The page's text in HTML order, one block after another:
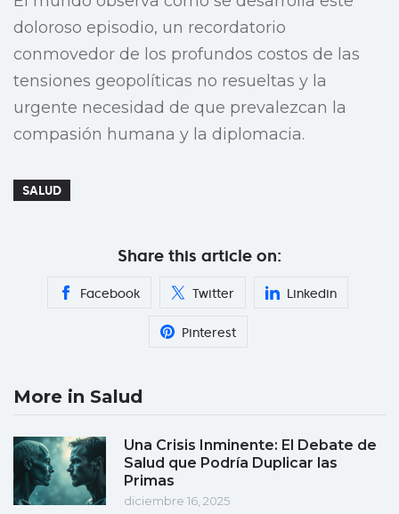
doloroso episodio, un recordatorio
conmovedor de los profundos costos de las
tensiones geopolíticas no resueltas y la
urgente necesidad de que prevalezcan la
compasión humana y la diplomacia.
SALUD
Share this article on:
Facebook Twitter Linkedin
Pinterest
More in Salud
Una Crisis Inminente: El Debate de
Salud que Podría Duplicar las
Primas
diciembre 16, 2025